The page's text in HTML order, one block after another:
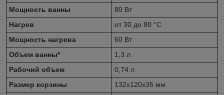
Мощность ванны
80 Вт
Нагрев
от 30 до 80 °С
Мощность нагрева
60 Вт
Объем ванны*
1,3 л
Рабочий объем
0,74 л
Размер корзины
132х120х35 мм